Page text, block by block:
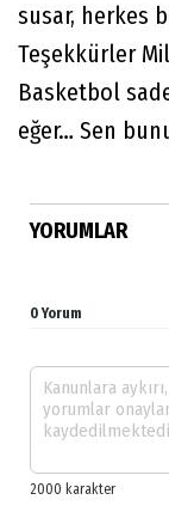
susar, herkes
Teşekkürler
Basketbol
eğer… Sen
YORUMLAR
0 Yorum